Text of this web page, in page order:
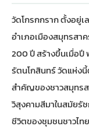
วัดโกรกกราก ตั้งอยู่
อำเภอเมืองสมุทรสา
200 ปี สร้างขึ้นเมื่อปี
รัตนโกสินทร์ วัดแห่ง
สำคัญของชาวสมุทร
วิสุงคามสีมาในสมัย
ชีวิตของชุมชนชาวไท